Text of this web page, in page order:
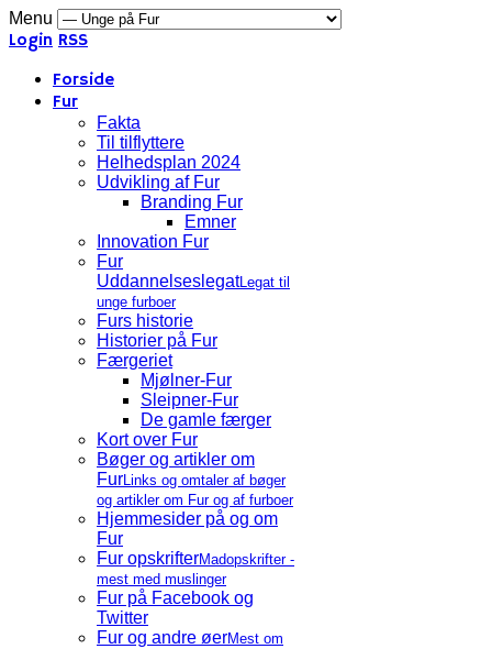
Menu
Login RSS
Forside
Fur
Fakta
Til tilflyttere
Helhedsplan 2024
Udvikling af Fur
Branding Fur
Emner
Innovation Fur
Fur
UddannelseslegatLegat til
unge furboer
Furs historie
Historier på Fur
Færgeriet
Mjølner-Fur
Sleipner-Fur
De gamle færger
Kort over Fur
Bøger og artikler om
FurLinks og omtaler af bøger
og artikler om Fur og af furboer
Hjemmesider på og om
Fur
Fur opskrifterMadopskrifter -
mest med muslinger
Fur på Facebook og
Twitter
Fur og andre øerMest om